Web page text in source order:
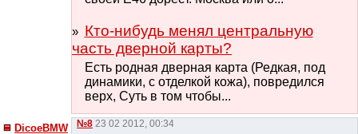
Кто-нибудь менял центральную
часть дверной карты?
Есть родная дверная карта (Редкая, под
динамики, с отделкой кожа), повредился
верх, Суть в том чтобы...
DicoeBMW №8 23 02 2012, 00:34